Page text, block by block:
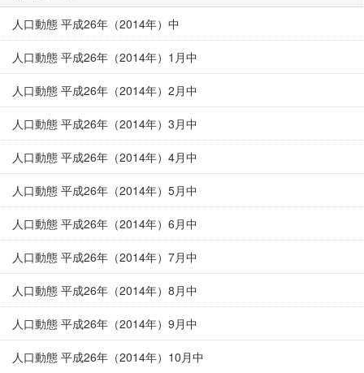
人口動態 平成26年（2014年）中
人口動態 平成26年（2014年）1月中
人口動態 平成26年（2014年）2月中
人口動態 平成26年（2014年）3月中
人口動態 平成26年（2014年）4月中
人口動態 平成26年（2014年）5月中
人口動態 平成26年（2014年）6月中
人口動態 平成26年（2014年）7月中
人口動態 平成26年（2014年）8月中
人口動態 平成26年（2014年）9月中
人口動態 平成26年（2014年）10月中